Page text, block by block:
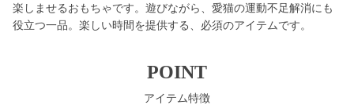
楽しませるおもちゃです。遊びながら、愛猫の運動不足解消にも
役立つ一品。楽しい時間を提供する、必須のアイテムです。
POINT
アイテム特徴